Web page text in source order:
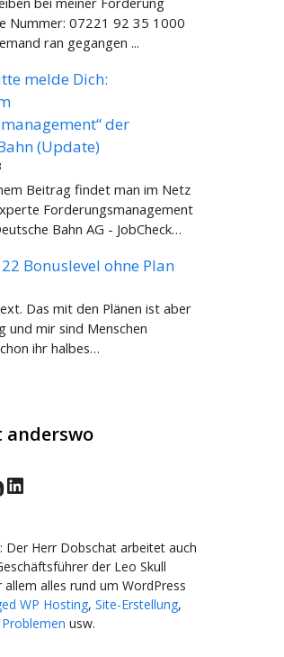
Nummer: 07221 92 35 1000
ran gegangen ...
melde Dich:
der
(Update)
Beitrag findet man im Netz
Forderungsmanagement
Bahn AG - JobCheck…
22 Bonuslevel ohne Plan
Das mit den Plänen ist aber
und mir sind Menschen
ihr halbes…
anderswo
punks.social
LinkedIn
Der Herr Dobschat arbeitet auch
der Leo Skull
allem alles rund um WordPress
WP Hosting, Site-Erstellung,
usw.